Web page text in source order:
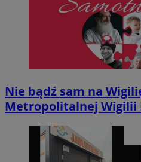
Nie bądź sam na
Metropolitalnej Wigilii